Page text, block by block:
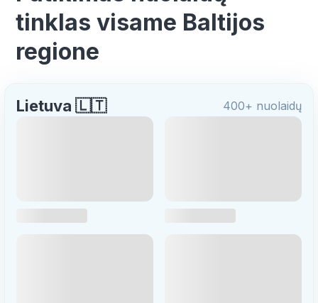
tinklas visame Baltijos
regione
Lietuva 🇱🇹 400+ nuolaidų